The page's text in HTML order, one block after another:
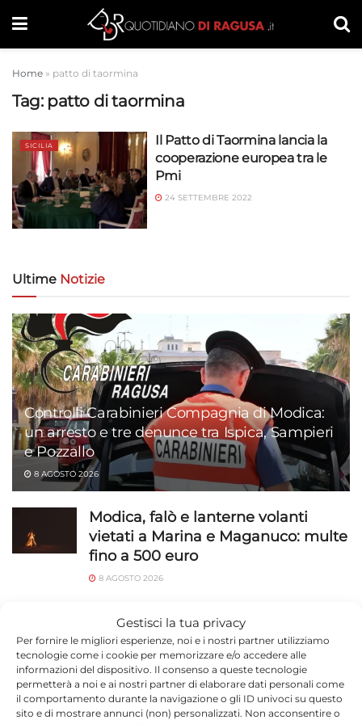
Gestisci la tua privacy
Per fornire le migliori esperienze, noi e i nostri partner utilizziamo
tecnologie come i cookie per memorizzare e/o accedere alle
informazioni del dispositivo. Il consenso a queste tecnologie
permetterà a noi e ai nostri partner di elaborare dati personali come
il comportamento durante la navigazione o gli ID univoci su questo
sito e di mostrare annunci (non) personalizzati. Non acconsentire o
Home » patto di taormina
Tag: patto di taormina
SICILIA
Il Patto di Taormina lancia la
cooperazione europea tra le
Pmi
24 SETTEMBRE 2022
Ultime Notizie
Controlli Carabinieri Compagnia di Modica:
un arresto e tre denunce tra Ispica, Sampieri
e Pozzallo
8 AGOSTO 2026
Modica, falò e lanterne volanti
vietati a Marina e Maganuco: multe
fino a 500 euro
8 AGOSTO 2026
all’opposizione: «Dimettiamoci tutti
e votiamo»
8 AGOSTO 2026
Beach Soccer: stasera a Scoglitti si